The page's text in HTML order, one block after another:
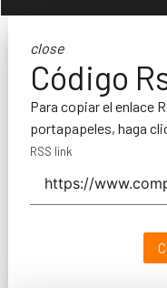
close
Código
Para copiar el enlace
portapapeles, haga
RSS link